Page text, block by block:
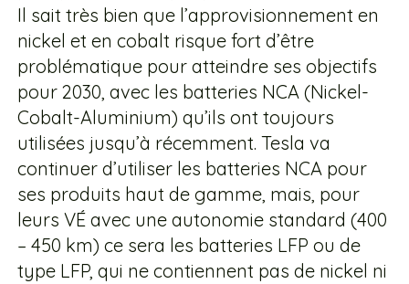
Il sait très bien que l’approvisionnement en
nickel et en cobalt risque fort d’être
problématique pour atteindre ses objectifs
pour 2030, avec les batteries NCA (Nickel-
Cobalt-Aluminium) qu’ils ont toujours
utilisées jusqu’à récemment. Tesla va
continuer d’utiliser les batteries NCA pour
ses produits haut de gamme, mais, pour
leurs VÉ avec une autonomie standard (400
– 450 km) ce sera les batteries LFP ou de
type LFP, qui ne contiennent pas de nickel ni